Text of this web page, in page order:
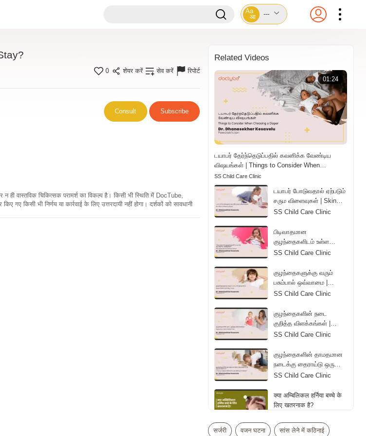
Aa
आ
---
0 शेयर करें सेव करें रिपोर्ट
Consult Subscribe
ही वास्तविक चिकित्सक परामर्श का विकल्प है। किसी भी स्थिति में DocTube,
किसी भी निर्णय या कार्रवाई के लिए उत्तरदायी नहीं होगा। दर्शकों को सावधानी
Related Videos
01:24
டயாபர் தேர்ந்தெடுப்பதில் கவனிக்க வேண்டிய
விஷயங்கள் | Things to Consider When
Choosing a Diaper | Tamil
SS Child Care Clinic
டயாபர் போடுவதால் ஏற்படும்
சரும விளைவுகள் | Skin
Effects of Wearing
SS Child Care Clinic
பிடிவாதமான
குழந்தைகளிடம் உள்ள
ஆபத்தான அறிகுறிகள் |
Children's Tantrum | Tamil
SS Child Care Clinic
குழந்தைகளுக்கு வரும்
பசும்பால் ஒவ்வாமை |
Reason Behind Colic
SS Child Care Clinic
குழந்தைகளின் நடை
குறித்த விளக்கங்கள் |
Explanations About
SS Child Care Clinic
குழந்தைகளின் தாமதமான
நடைக்கு தைராய்டு ஒரு
காரணமா? | Is Thyroid a
Walking of Children? |
Tamil
SS Child Care Clinic
क्या अम्बिलिकल हर्निया बच्चे के
लिए खतरनाक है?
सर्जरी वजन घटना सांस लेने में कठिनाई